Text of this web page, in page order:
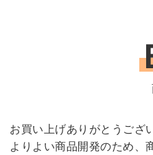
お買い上げありがとうござ
よりよい商品開発のため、